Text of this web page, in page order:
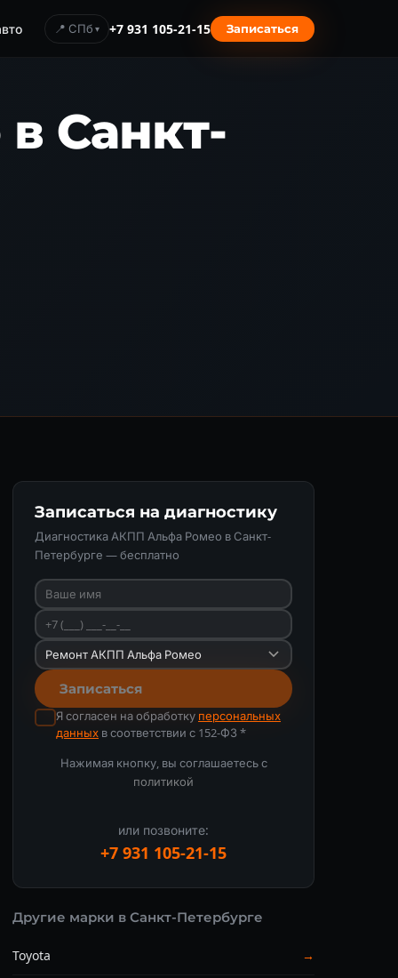
📍 СПб +7 931 105-21-15 Записаться
Санкт-
Записаться на диагностику
Диагностика АКПП Альфа Ромео в Санкт-
Петербурге — бесплатно
Записаться
Я согласен на обработку персональных
данных в соответствии с 152-ФЗ *
Нажимая кнопку, вы соглашаетесь с
политикой
или позвоните:
+7 931 105-21-15
Другие марки в Санкт-Петербурге
Toyota →